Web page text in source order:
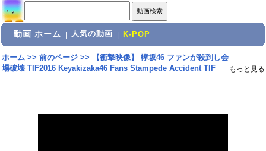
動画 ホーム 人気の動画 K-POP
ホーム>> 前のページ>>
【衝撃映像】 欅坂46 ファンが殺到し会
場破壊 TIF2016 Keyakizaka46 Fans Stampede Accident TIF
もっと見る